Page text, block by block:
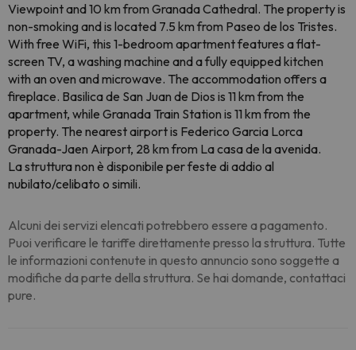
Viewpoint and 10 km from Granada Cathedral. The property is
non-smoking and is located 7.5 km from Paseo de los Tristes.
With free WiFi, this 1-bedroom apartment features a flat-
screen TV, a washing machine and a fully equipped kitchen
with an oven and microwave. The accommodation offers a
fireplace. Basilica de San Juan de Dios is 11 km from the
apartment, while Granada Train Station is 11 km from the
property. The nearest airport is Federico Garcia Lorca
Granada-Jaen Airport, 28 km from La casa de la avenida.
La struttura non è disponibile per feste di addio al
nubilato/celibato o simili.
Alcuni dei servizi elencati potrebbero essere a pagamento.
Puoi verificare le tariffe direttamente presso la struttura. Tutte
le informazioni contenute in questo annuncio sono soggette a
modifiche da parte della struttura. Se hai domande, contattaci
pure.